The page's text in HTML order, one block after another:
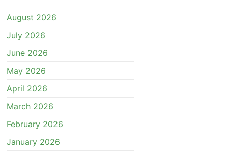
August 2026
July 2026
June 2026
May 2026
April 2026
March 2026
February 2026
January 2026